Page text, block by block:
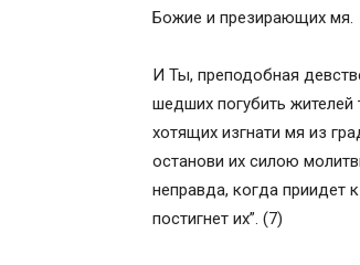
Божие и презирающих мя.
И Ты, преподобная
шедших погубить
хотящих изгнати мя из
останови их силою
неправда, когда приидет
постигнет их”. (7)